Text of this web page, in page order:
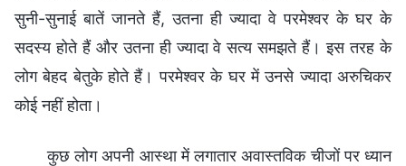
सुनी-सुनाई बातें जानते हैं, उतना ही ज्यादा वे परमेश्वर के घर के
सदस्य होते हैं और उतना ही ज्यादा वे सत्य समझते हैं। इस तरह के
लोग बेहद बेतुके होते हैं। परमेश्वर के घर में उनसे ज्यादा अरुचिकर
कोई नहीं होता।
कुछ लोग अपनी आस्था में लगातार अवास्तविक चीजों पर ध्यान